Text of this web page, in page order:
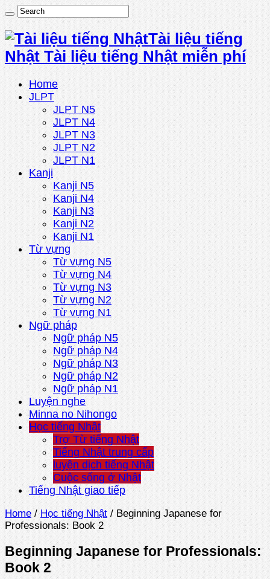
Tài liệu tiếng
Nhật Tài liệu tiếng Nhật miễn phí
Home
JLPT
JLPT N5
JLPT N4
JLPT N3
JLPT N2
JLPT N1
Kanji
Kanji N5
Kanji N4
Kanji N3
Kanji N2
Kanji N1
Từ vựng
Từ vựng N5
Từ vựng N4
Từ vựng N3
Từ vựng N2
Từ vựng N1
Ngữ pháp
Ngữ pháp N5
Ngữ pháp N4
Ngữ pháp N3
Ngữ pháp N2
Ngữ pháp N1
Luyện nghe
Minna no Nihongo
Học tiếng Nhật
Trợ Từ tiếng Nhật
Tiếng Nhật trung cấp
luyện dịch tiếng Nhật
Cuộc sống ở Nhật
Tiếng Nhật giao tiếp
Home / Học tiếng Nhật / Beginning Japanese for
Professionals: Book 2
Beginning Japanese for Professionals:
Book 2